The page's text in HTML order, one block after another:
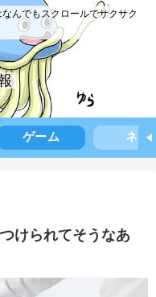
んでもスクロールでサクサク
ゲーム ネタ
けられてそうなあ